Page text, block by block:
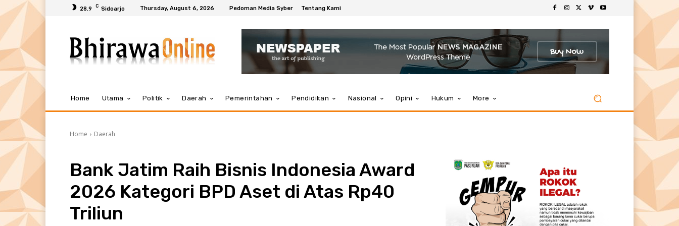
28.9 C Sidoarjo Thursday, August 6, 2026 Pedoman Media Syber Tentang Kami
Home Utama Politik Daerah Pemerintahan Pendidikan Nasional Opini Hukum More
Home Daerah
Bank Jatim Raih Bisnis Indonesia Award
2026 Kategori BPD Aset di Atas Rp40
Triliun